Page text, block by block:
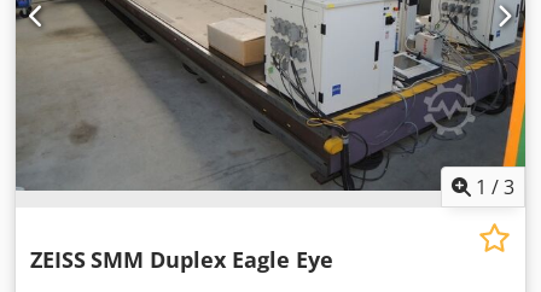
1 /3
ZEISSSMM Duplex Eagle Eye